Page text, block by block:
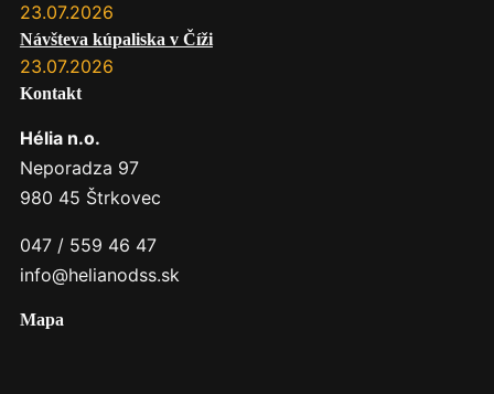
23.07.2026
Návšteva kúpaliska v Číži
23.07.2026
Kontakt
Hélia n.o.
Neporadza 97
980 45 Štrkovec
047 / 559 46 47
info@helianodss.sk
Mapa